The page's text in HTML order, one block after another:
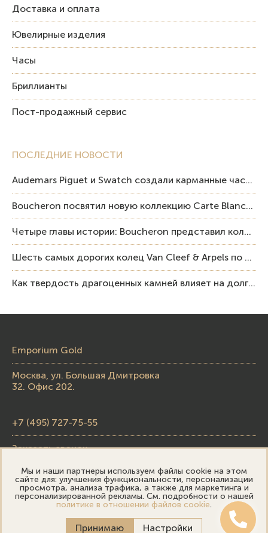
ПОСЛЕДНИЕ НОВОСТИ
Audemars Piguet и Swatch создали карманные часы в эстетике Royal Oak и Pop Art
Boucheron посвятил новую коллекцию Carte Blanche Human Being человеку и силе мастерства
Четыре главы истории: Boucheron представил коллекцию «Nom: Boucheron, Prénom: Frédéric»
Шесть самых дорогих колец Van Cleef & Arpels по итогам аукционов Sotheby’s
Как твердость драгоценных камней влияет на долговечность ювелирных изделий
Доставка и оплата
Ювелирные изделия
Часы
Бриллианты
Пост-продажный сервис
Emporium Gold
Москва, ул. Большая Дмитровка
32. Офис 202.
+7 (495) 727-75-55
Заказать звонок
skupka@emporiumgold.com
sale@emporiumgold.com
Режим работы:
Мы и наши партнеры используем файлы cookie на этом
сайте для: улучшения функциональности, персонализации
просмотра, анализа трафика, а также для маркетинга и
персонализированной рекламы. См. подробности о нашей
политике в отношении файлов cookie.
Принимаю Настройки